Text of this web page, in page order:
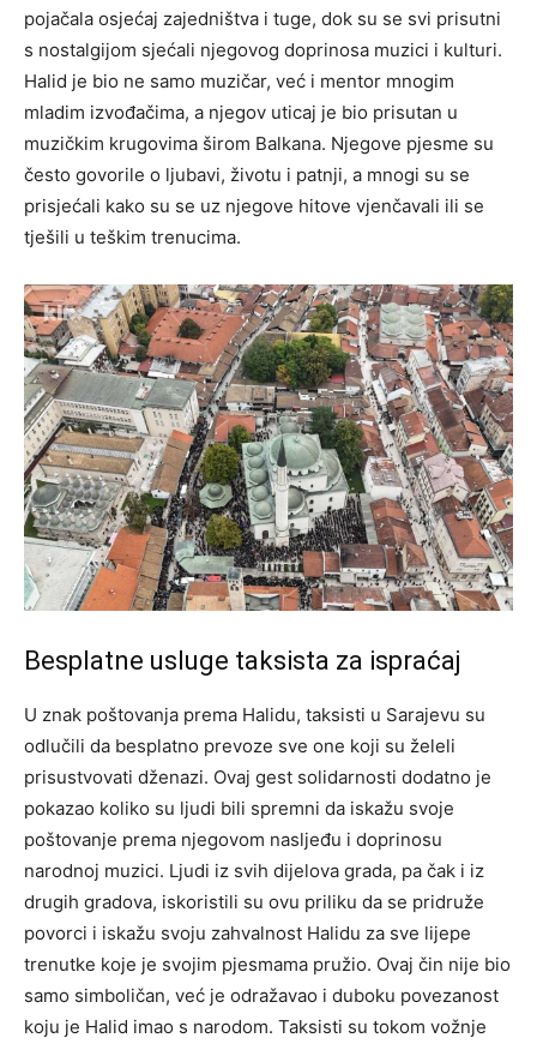
pojačala osjećaj zajedništva i tuge, dok su se svi prisutni
s nostalgijom sjećali njegovog doprinosa muzici i kulturi.
Halid je bio ne samo muzičar, već i mentor mnogim
mladim izvođačima, a njegov uticaj je bio prisutan u
muzičkim krugovima širom Balkana. Njegove pjesme su
često govorile o ljubavi, životu i patnji, a mnogi su se
prisjećali kako su se uz njegove hitove vjenčavali ili se
tješili u teškim trenucima.
Besplatne usluge taksista za ispraćaj
U znak poštovanja prema Halidu, taksisti u Sarajevu su
odlučili da besplatno prevoze sve one koji su želeli
prisustvovati dženazi. Ovaj gest solidarnosti dodatno je
pokazao koliko su ljudi bili spremni da iskažu svoje
poštovanje prema njegovom nasljeđu i doprinosu
narodnoj muzici. Ljudi iz svih dijelova grada, pa čak i iz
drugih gradova, iskoristili su ovu priliku da se pridruže
povorci i iskažu svoju zahvalnost Halidu za sve lijepe
trenutke koje je svojim pjesmama pružio. Ovaj čin nije bio
samo simboličan, već je odražavao i duboku povezanost
koju je Halid imao s narodom. Taksisti su tokom vožnje